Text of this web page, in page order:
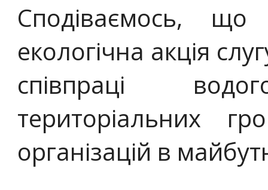
Сподіваємось,
екологічна акція
співпраці
територіальних
організацій в